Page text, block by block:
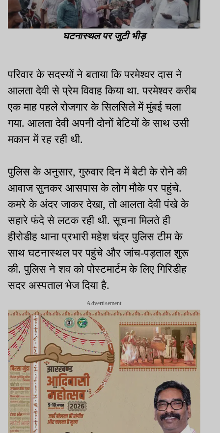
घटनास्थल पर जुटी भीड़
परिवार के सदस्यों ने बताया कि परमेश्वर दास ने
आलता देवी से प्रेम विवाह किया था. परमेश्वर करीब
एक माह पहले रोजगार के सिलसिले में मुंबई चला
गया. आलता देवी अपनी दोनों बेटियों के साथ उसी
मकान में रह रही थी.
पुलिस के अनुसार, गुरुवार दिन में बेटी के रोने की
आवाज सुनकर आसपास के लोग मौके पर पहुंचे.
कमरे के अंदर जाकर देखा, तो आलता देवी पंखे के
सहारे फंदे से लटक रही थी. सूचना मिलते ही
हीरोडीह थाना प्रभारी महेश चंद्र पुलिस टीम के
साथ घटनास्थल पर पहुंचे और जांच-पड़ताल शुरू
की. पुलिस ने शव को पोस्टमार्टम के लिए गिरिडीह
सदर अस्पताल भेज दिया है.
Advertisement